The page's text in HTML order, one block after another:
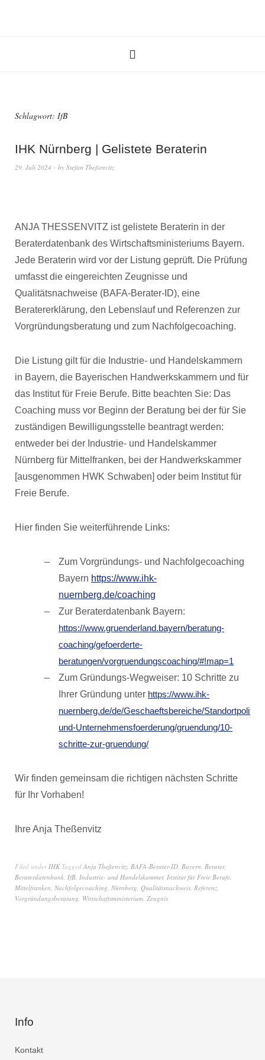
Schlagwort: IfB
IHK Nürnberg | Gelistete Beraterin
29. Juli 2024 by Stefan Theßenvitz
ANJA THESSENVITZ ist gelistete Beraterin in der
Beraterdatenbank des Wirtschaftsministeriums Bayern.
Jede Beraterin wird vor der Listung geprüft. Die Prüfung
umfasst die eingereichten Zeugnisse und
Qualitätsnachweise (BAFA-Berater-ID), eine
Beratererklärung, den Lebenslauf und Referenzen zur
Vorgründungsberatung und zum Nachfolgecoaching.
Die Listung gilt für die Industrie- und Handelskammern
in Bayern, die Bayerischen Handwerkskammern und für
das Institut für Freie Berufe. Bitte beachten Sie: Das
Coaching muss vor Beginn der Beratung bei der für Sie
zuständigen Bewilligungsstelle beantragt werden:
entweder bei der Industrie- und Handelskammer
Nürnberg für Mittelfranken, bei der Handwerkskammer
[ausgenommen HWK Schwaben] oder beim Institut für
Freie Berufe.
Hier finden Sie weiterführende Links:
Zum Vorgründungs- und Nachfolgecoaching
Bayern https://www.ihk-
nuernberg.de/coaching
Zur Beraterdatenbank Bayern:
https://www.gruenderland.bayern/beratung-
coaching/gefoerderte-
beratungen/vorgruendungscoaching/#!map=1
Zum Gründungs-Wegweiser: 10 Schritte zu
Ihrer Gründung unter https://www.ihk-
nuernberg.de/de/Geschaeftsbereiche/Standortpolitik-
und-Unternehmensfoerderung/gruendung/10-
schritte-zur-gruendung/
Wir finden gemeinsam die richtigen nächsten Schritte
für Ihr Vorhaben!
Ihre Anja Theßenvitz
Filed underIHK Tagged Anja Theßenvitz, BAFA-Berater-ID, Bayern, Berater,
Beraterdatenbank, IfB, Industrie- und Handelskammer, Institut für Freie Berufe,
Mittelfranken, Nachfolgecoaching, Nürnberg, Qualitätsnachweis, Referenz,
Vorgründungsberatung, Wirtschaftsministerium, Zeugnis
Info
Kontakt